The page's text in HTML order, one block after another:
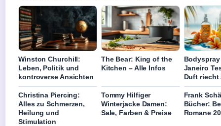
Winston Churchill:
Leben, Politik und
kontroverse Ansichten
The Bear: King of the
Kitchen – Alle Infos
Janeiro
Duft riecht
Christina Piercing:
Alles zu Schmerzen,
Heilung und
Stimulation
Tommy Hilfiger
Winterjacke Damen:
Sale, Farben & Preise
Frank
Bücher:
Romane